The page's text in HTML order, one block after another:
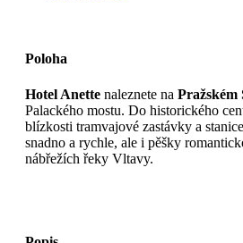
Poloha
Hotel Anette naleznete na Pražském
Palackého mostu. Do historického
blízkosti tramvajové zastávky a
snadno a rychle, ale i pěšky
nábřežích řeky Vltavy.